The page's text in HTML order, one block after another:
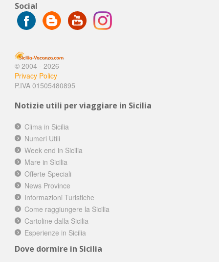
Social
© 2004 - 2026
Privacy Policy
P.IVA 01505480895
Notizie utili per viaggiare in Sicilia
Clima in Sicilia
Numeri Utili
Week end in Sicilia
Mare in Sicilia
Offerte Speciali
News Province
Informazioni Turistiche
Come raggiungere la Sicilia
Cartoline dalla Sicilia
Esperienze in Sicilia
Dove dormire in Sicilia